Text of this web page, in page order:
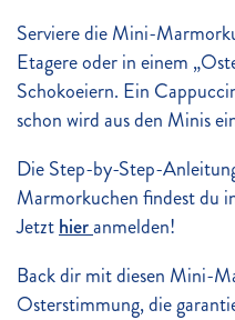
Serviere die Mini-
Etagere oder in einem
Schokoeiern. Ein
schon wird aus den Minis
Die Step-by-Step-
Marmorkuchen findest du
Jetzthieranmelden!
Back dir mit diesen Mini-
Osterstimmung, die